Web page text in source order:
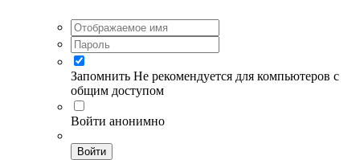
Запомнить Не рекомендуется для компьютеров с
общим доступом
Войти анонимно
Войти